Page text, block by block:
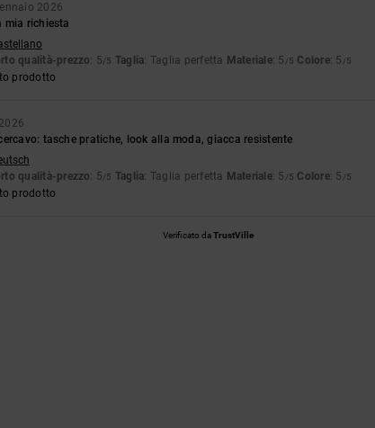
2026
mia richiesta
qualità-prezzo: 5/5 Taglia: Taglia perfetta Materiale: 5 /5 Colore: 5 /5
prodotto
tasche pratiche, look alla moda, giacca resistente
qualità-prezzo: 5/5 Taglia: Taglia perfetta Materiale: 5 /5 Colore: 5 /5
prodotto
Verificato daTrustVille